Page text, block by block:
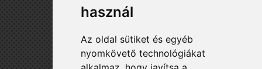
használ
Az oldal sütiket és egyéb
nyomkövető technológiákat